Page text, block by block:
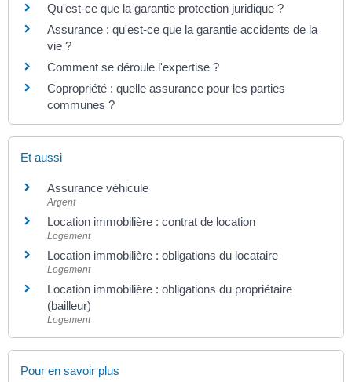
Qu'est-ce que la garantie protection juridique ?
Assurance : qu'est-ce que la garantie accidents de la
vie ?
Comment se déroule l'expertise ?
Copropriété : quelle assurance pour les parties
communes ?
Et aussi
Assurance véhicule
Argent
Location immobilière : contrat de location
Logement
Location immobilière : obligations du locataire
Logement
Location immobilière : obligations du propriétaire
(bailleur)
Logement
Pour en savoir plus